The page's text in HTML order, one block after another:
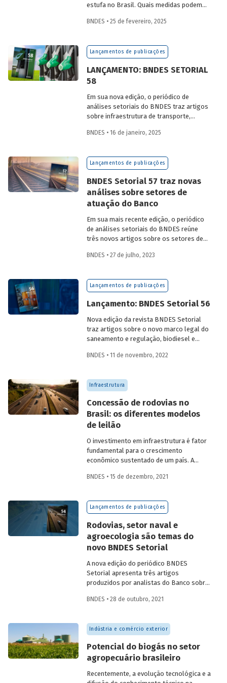
estufa no Brasil. Quais medidas podem
ambiental? Confira as estratégias que
BNDES • 25 de fevereiro, 2025
Lançamentos de publicações
LANÇAMENTO: BNDES SETORIAL
58
Em sua nova edição, o periódico de
análises setoriais do BNDES traz artigos
sobre infraestrutura de transporte,
sustentáveis, mercado de aeronaves,
BNDES • 16 de janeiro, 2025
Lançamentos de publicações
BNDES Setorial 57 traz novas
análises sobre setores de
atuação do Banco
Em sua mais recente edição, o periódico
de análises setoriais do BNDES reúne
três novos artigos sobre os setores de
defesa. Saiba mais e acesse os estudos
BNDES • 27 de julho, 2023
Lançamentos de publicações
Lançamento: BNDES Setorial 56
Nova edição da revista BNDES Setorial
traz artigos sobre o novo marco legal do
saneamento e regulação, biodiesel e
leasing de aeronaves no setor de
BNDES • 11 de novembro, 2022
Infraestrutura
Concessão de rodovias no
Brasil: os diferentes modelos
de leilão
O investimento em infraestrutura é fator
fundamental para o crescimento
econômico sustentado de um país. A
concessões rodoviárias começaram a ser
sem comprometer os investimentos no
setor. Saiba mais sobre os diferentes
concessões de rodovias realizadas no
país.
BNDES • 15 de dezembro, 2021
Lançamentos de publicações
Rodovias, setor naval e
agroecologia são temas do
novo BNDES Setorial
A nova edição do periódico BNDES
Setorial apresenta três artigos
produzidos por analistas do Banco sobre
agroecologia, importantes áreas do
sobre os artigos e confira a publicação
completa.
BNDES • 28 de outubro, 2021
Indústria e comércio exterior
Potencial do biogás no setor
agropecuário brasileiro
Recentemente, a evolução tecnológica e a